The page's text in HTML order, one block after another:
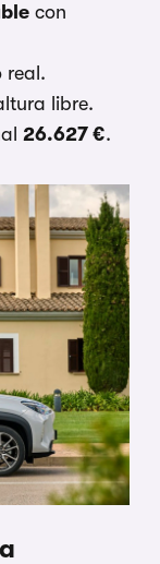
con
real.
libre.
26.627 €.